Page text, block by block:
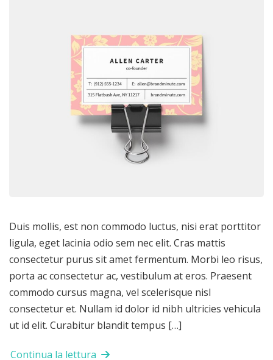
Duis mollis, est non commodo luctus, nisi erat porttitor
ligula, eget lacinia odio sem nec elit. Cras mattis
consectetur purus sit amet fermentum. Morbi leo risus,
porta ac consectetur ac, vestibulum at eros. Praesent
commodo cursus magna, vel scelerisque nisl
consectetur et. Nullam id dolor id nibh ultricies vehicula
ut id elit. Curabitur blandit tempus […]
Continua la lettura